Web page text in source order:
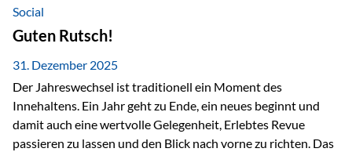
Vermögensstrukturierung und Nachfolgeplanung
gemeinsam zu diskutieren. Persönlich für Sie vor Ort An
beiden Kongresstagen stehen Ihnen Maximilian
Fichtenbauer, Dirk…
Social
Guten Rutsch!
31. Dezember 2025
Der Jahreswechsel ist traditionell ein Moment des
Innehaltens. Ein Jahr geht zu Ende, ein neues beginnt und
damit auch eine wertvolle Gelegenheit, Erlebtes Revue
passieren zu lassen und den Blick nach vorne zu richten. Das